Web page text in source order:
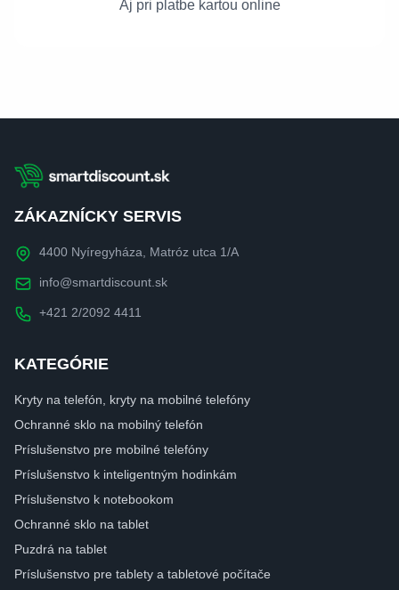
Aj pri platbe kartou online
ZÁKAZNÍCKY SERVIS
4400 Nyíregyháza, Matróz utca 1/A
info@smartdiscount.sk
+421 2/2092 4411
KATEGÓRIE
Kryty na telefón, kryty na mobilné telefóny
Ochranné sklo na mobilný telefón
Príslušenstvo pre mobilné telefóny
Príslušenstvo k inteligentným hodinkám
Príslušenstvo k notebookom
Ochranné sklo na tablet
Puzdrá na tablet
Príslušenstvo pre tablety a tabletové počítače